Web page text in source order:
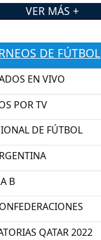
VER MÁS +
DE FÚTBOL
EN VIVO
POR TV
DE FÚTBOL
B
QATAR 2022